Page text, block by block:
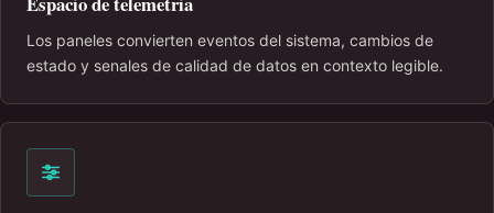
Los paneles convierten eventos del sistema, cambios de
estado y senales de calidad de datos en contexto legible.